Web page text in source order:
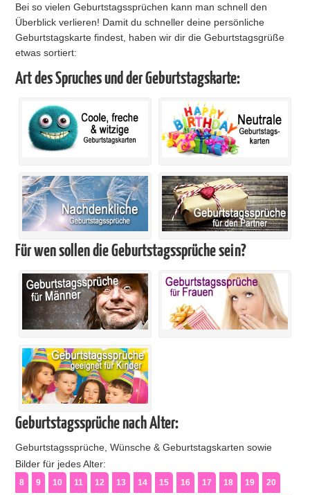
Bei so vielen Geburtstagssprüchen kann man schnell den
Überblick verlieren! Damit du schneller deine persönliche
Geburtstagskarte findest, haben wir dir die Geburtstagsgrüße
etwas sortiert:
Art des Spruches und der Geburtstagskarte:
Für wen sollen die Geburtstagssprüche sein?
Geburtstagssprüche nach Alter:
Geburtstagssprüche, Wünsche & Geburtstagskarten sowie
Bilder für jedes Alter:
8 9 10 11 12 13 14 15 16 17 18 19 20